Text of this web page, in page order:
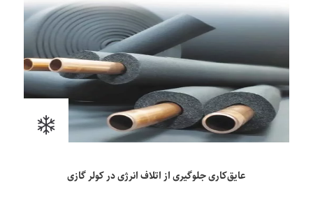
عایق‌کاری جلوگیری از اتلاف انرژی در کولر گازی